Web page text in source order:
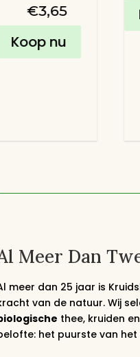
€3,65
Koop nu
Meer Dan
meer dan 25 jaar is
van de natuur. Wij
thee, kruiden
het puurste van